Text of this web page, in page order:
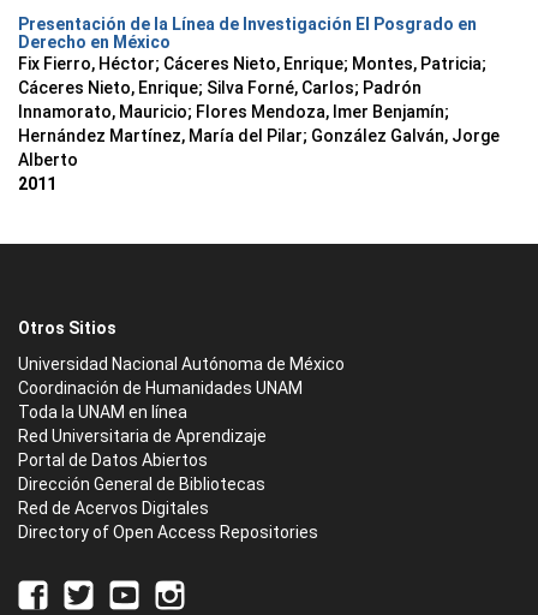
Presentación de la Línea de Investigación El Posgrado en
Derecho en México
Fix Fierro, Héctor; Cáceres Nieto, Enrique; Montes, Patricia;
Cáceres Nieto, Enrique; Silva Forné, Carlos; Padrón
Innamorato, Mauricio; Flores Mendoza, Imer Benjamín;
Hernández Martínez, María del Pilar; González Galván, Jorge
Alberto
2011
Otros Sitios
Universidad Nacional Autónoma de México
Coordinación de Humanidades UNAM
Toda la UNAM en línea
Red Universitaria de Aprendizaje
Portal de Datos Abiertos
Dirección General de Bibliotecas
Red de Acervos Digitales
Directory of Open Access Repositories